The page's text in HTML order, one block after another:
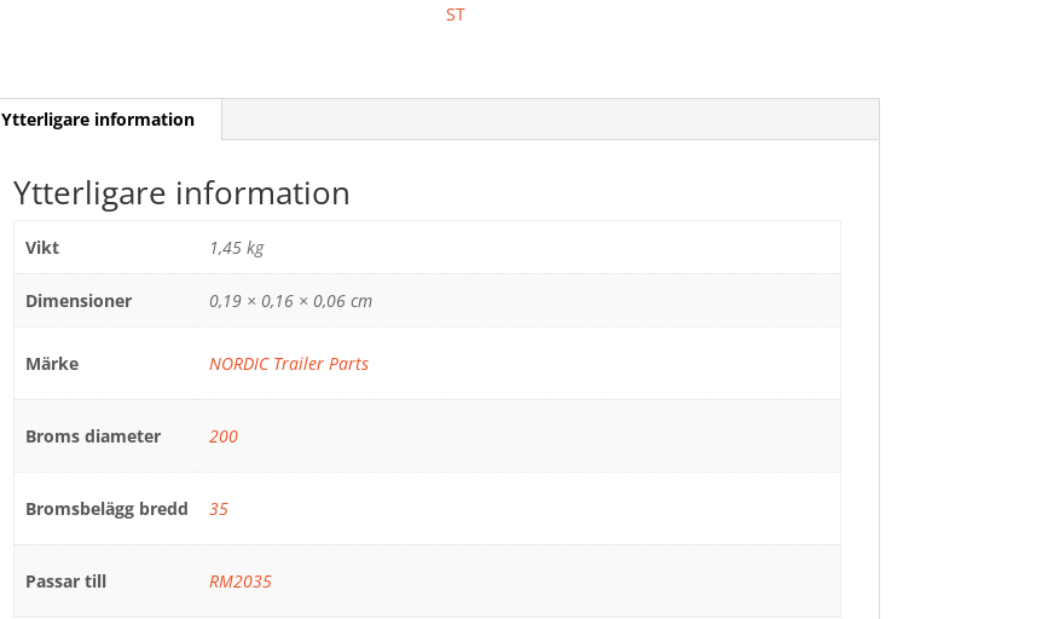
ST
Ytterligare information
Ytterligare information
Vikt 1,45 kg
Dimensioner 0,19 × 0,16 × 0,06 cm
Märke NORDIC Trailer Parts
Broms diameter 200
Bromsbelägg bredd 35
Passar till RM2035